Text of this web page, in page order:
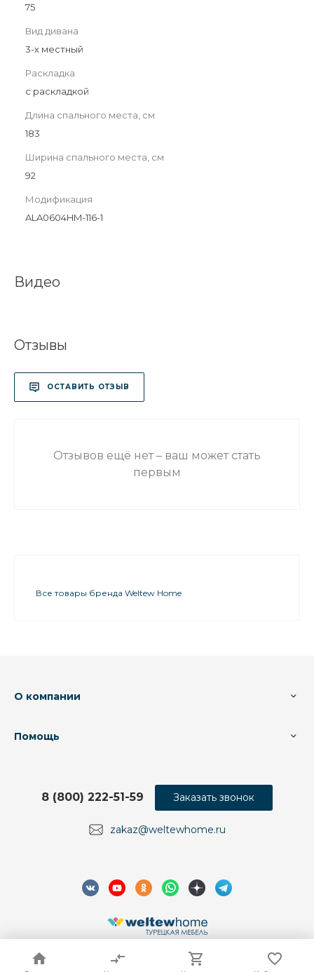
75
Вид дивана
3-х местный
Раскладка
с раскладкой
Длина спального места, см
183
Ширина спального места, см
92
Модификация
ALA0604HM-116-1
Видео
Отзывы
ОСТАВИТЬ ОТЗЫВ
Отзывов ещё нет – ваш может стать
первым
Все товары бренда Weltew Home
О компании
Помощь
zakaz@weltewhome.ru
8 (800) 222-51-59 Заказать звонок
© 2026 Weltew Home, Все права защищены